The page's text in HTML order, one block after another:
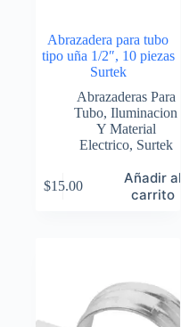
Abrazadera para tubo
tipo uña 1/2″, 10 piezas
Surtek
Abrazaderas Para
Tubo,Iluminacion
Y Material
Electrico, Surtek
$15.00
Añadir al
carrito